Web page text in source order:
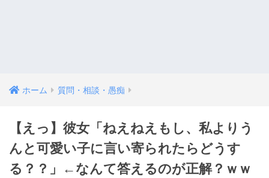
ホーム 質問・相談・愚痴
【えっ】彼女「ねえねえもし、私よりう
んと可愛い子に言い寄られたらどうす
る？？」←なんて答えるのが正解？ｗｗ